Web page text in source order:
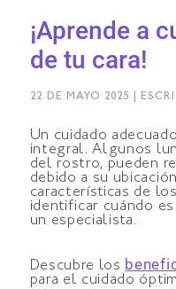
¡Aprende a
de tu cara!
22 DE MAYO 2025 |
Un cuidado
integral. Algunos
del rostro, pueden
debido a su
características de
identificar cuándo
un especialista.
Descubre los
para el cuidado